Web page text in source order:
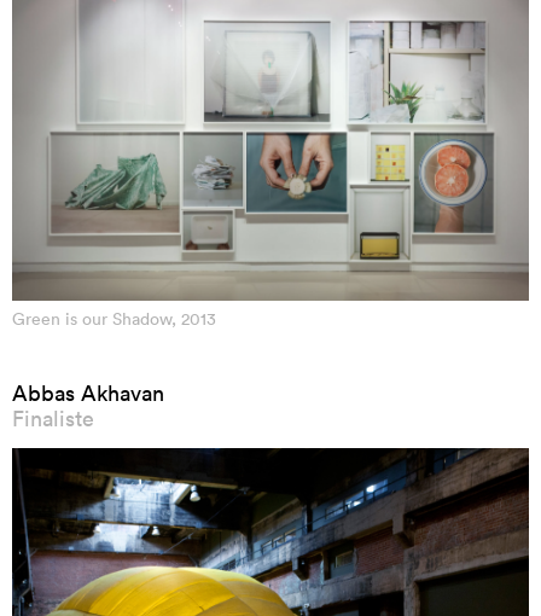
Green is our Shadow, 2013
Abbas Akhavan
Finaliste